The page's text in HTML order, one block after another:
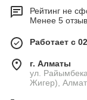
Рейтинг не
Менее 5
Работает с
г. Алматы
ул.
Жигер),